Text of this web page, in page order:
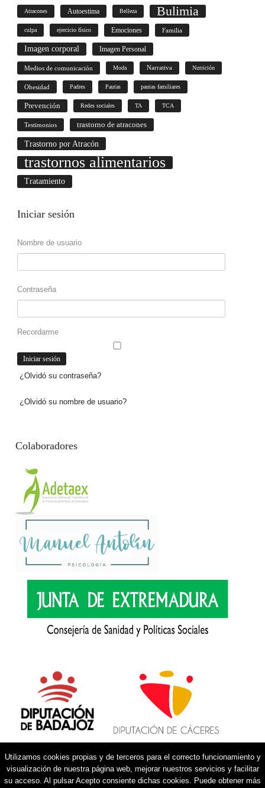
Atracones Autoestima Belleza Bulimia
culpa ejercicio físico Emociones Familia
Imagen corporal Imagen Personal
Medios de comunicación Moda Narrativa Nutrición
Obesidad Padres Pautas pautas familiares
Prevención Redes sociales TA TCA
Testimonios trastorno de atracones
Trastorno por Atracón
trastornos alimentarios
Tratamiento
Iniciar sesión
Nombre de usuario
Contraseña
Recordarme
¿Olvidó su contraseña?
¿Olvidó su nombre de usuario?
Colaboradores
Utilizamos cookies propias y de terceros para el correcto funcionamiento y
visualización de nuestra página web, mejorar nuestros servicios y facilitar
su acceso. Al pulsar Acepto consiente dichas cookies. Puede obtener más